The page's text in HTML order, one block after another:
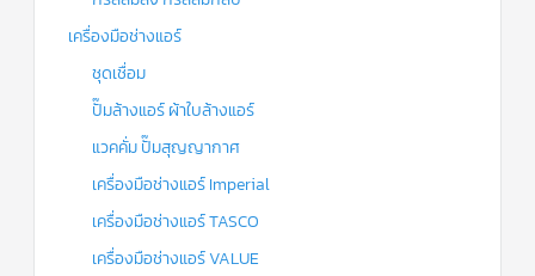
เครื่องมือช่างแอร์
ชุดเชื่อม
ปั๊มล้างแอร์ ผ้าใบล้างแอร์
แวคคั่ม ปั๊มสุญญากาศ
เครื่องมือช่างแอร์ Imperial
เครื่องมือช่างแอร์ TASCO
เครื่องมือช่างแอร์ VALUE